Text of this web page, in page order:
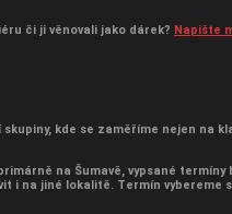
či ji věnovali jako dárek? Napište
kde se zaměříme nejen na
na Šumavě, vypsané
i na jiné lokalitě. Termín